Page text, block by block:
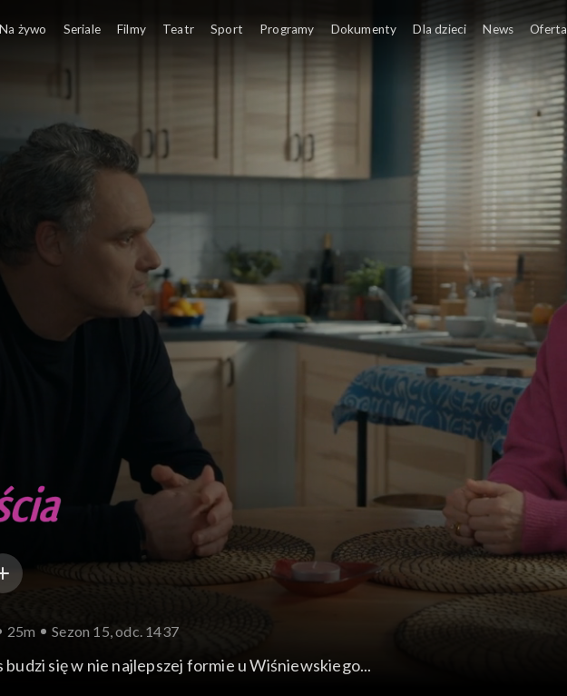
25m Sezon 15, odc. 1437
się w nie najlepszej formie u Wiśniewskiego...
Na żywo Seriale Filmy Teatr Sport Programy Dokumenty Dla dzieci News Oferta